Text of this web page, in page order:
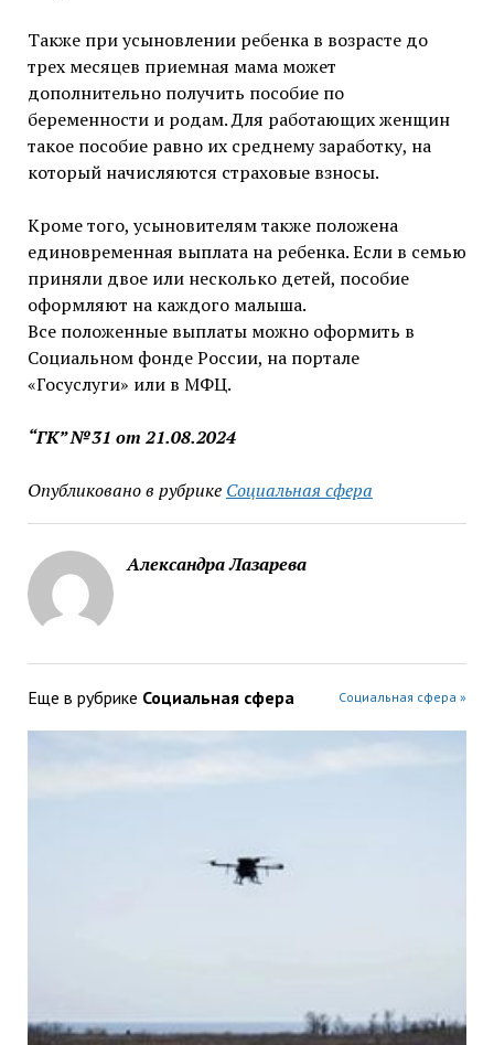
Также при усыновлении ребенка в возрасте до
трех месяцев приемная мама может
дополнительно получить пособие по
беременности и родам. Для работающих женщин
такое пособие равно их среднему заработку, на
который начисляются страховые взносы.
Кроме того, усыновителям также положена
единовременная выплата на ребенка. Если в семью
приняли двое или несколько детей, пособие
оформляют на каждого малыша.
Все положенные выплаты можно оформить в
Социальном фонде России, на портале
«Госуслуги» или в МФЦ.
“ГК” №31 от 21.08.2024
Опубликовано в рубрике Социальная сфера
Александра Лазарева
Еще в рубрике Социальная сфера Социальная сфера »